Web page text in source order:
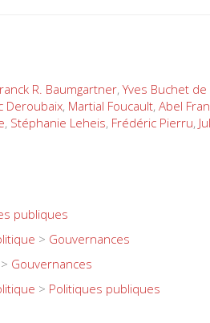
R. Baumgartner,Yves Buchet de
Deroubaix, Martial Foucault, Abel
, Stéphanie Leheis, Frédéric Pierru,
publiques
> Gouvernances
> Gouvernances
> Politiques publiques